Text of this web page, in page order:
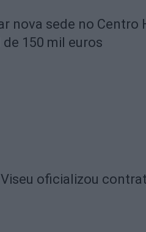
nova sede no Centro
150 mil euros
oficializou